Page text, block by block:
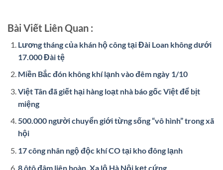
Bài Viết Liên Quan :
Lương tháng của khán hộ công tại Đài Loan không dưới
17.000 Đài tệ
Miền Bắc đón không khí lạnh vào đêm ngày 1/10
Việt Tân đã giết hại hàng loạt nhà báo gốc Việt để bịt
miệng
500.000 người chuyển giới từng sống “vô hình” trong xã
hội
17 công nhân ngộ độc khí CO tại kho đông lạnh
8 ôtô đâm liên hoàn, Xa lộ Hà Nội kẹt cứng